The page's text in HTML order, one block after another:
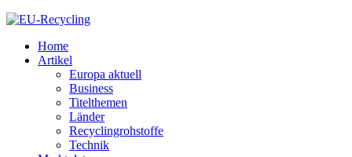
Home
Artikel
Europa aktuell
Business
Titelthemen
Länder
Recyclingrohstoffe
Technik